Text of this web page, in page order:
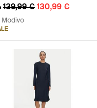
139,99 €130,99 €
Modivo